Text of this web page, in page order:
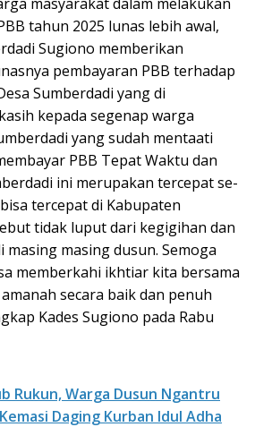
tahun 2025 lunas lebih awal,
Sugiono memberikan
pembayaran PBB terhadap
Sumberdadi yang di
kepada segenap warga
yang sudah mentaati
PBB Tepat Waktu dan
ini merupakan tercepat se-
tercepat di Kabupaten
tidak luput dari kegigihan dan
masing masing dusun. Semoga
memberkahi ikhtiar kita bersama
secara baik dan penuh
Kades Sugiono pada Rabu
Rukun, Warga Dusun Ngantru
Daging Kurban Idul Adha